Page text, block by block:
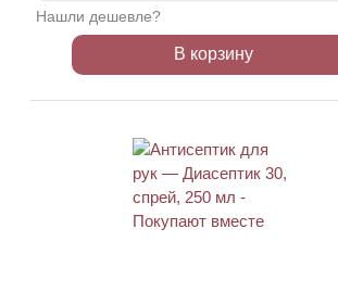
Нашли дешевле?
В корзину